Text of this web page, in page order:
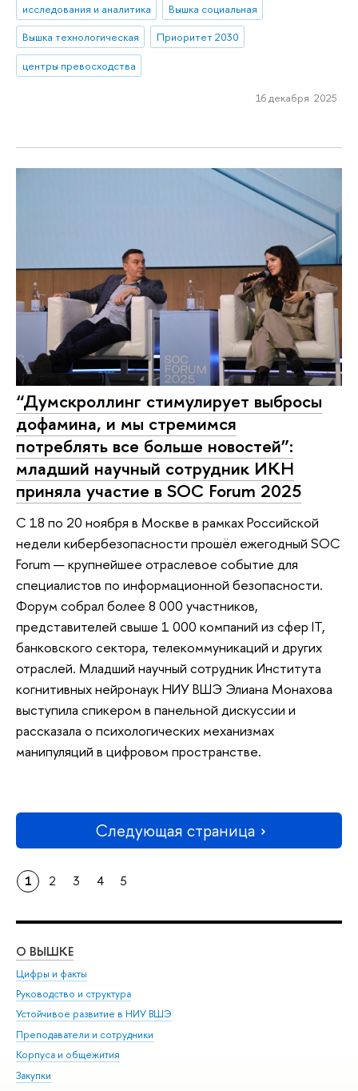
исследования и аналитика
Вышка социальная
Вышка технологическая
Приоритет 2030
центры превосходства
16 декабря 2025
“Думскроллинг стимулирует выбросы
дофамина, и мы стремимся
потреблять все больше новостей”:
младший научный сотрудник ИКН
приняла участие в SOC Forum 2025
С 18 по 20 ноября в Москве в рамках Российской
недели кибербезопасности прошёл ежегодный SOC
Forum — крупнейшее отраслевое событие для
специалистов по информационной безопасности.
Форум собрал более 8 000 участников,
представителей свыше 1 000 компаний из сфер IT,
банковского сектора, телекоммуникаций и других
отраслей. Младший научный сотрудник Института
когнитивных нейронаук НИУ ВШЭ Элиана Монахова
выступила спикером в панельной дискуссии и
рассказала о психологических механизмах
манипуляций в цифровом пространстве.
Следующая страница
1 2 3 4 5
О ВЫШКЕ
Цифры и факты
Руководство и структура
Устойчивое развитие в НИУ ВШЭ
Преподаватели и сотрудники
Корпуса и общежития
Закупки